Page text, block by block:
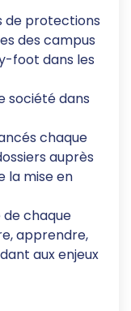
de protections
des campus
foot dans les
société dans
chaque
auprès
la mise en
chaque
apprendre,
aux enjeux